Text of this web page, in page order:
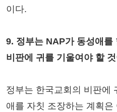
이다.
9. 정부는 NAP가 동성애를
비판에 귀를 기울여야 할
정부는 한국교회의 비판에
애를 자칫 조장하는 계획은